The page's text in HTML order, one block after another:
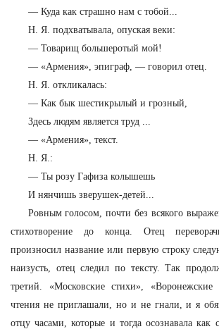
— Куда как страшно нам с тобой...
Н. Я. подхватывала, опуская веки:
— Товарищ большеротый мой!
— «Армения», эпиграф, — говорил отец.
Н. Я. откликалась:
— Как бык шестикрылый и грозный,
Здесь людям является труд ...
— «Армения», текст.
Н. Я.:
— Ты розу Гафиза колышешь
И нянчишь зверушек-детей...
Ровным голосом, почти без всякого
стихотворение до конца. Отец
произносил название или первую строку
наизусть, отец следил по тексту. Так
третий. «Московские стихи»,
чтения не приглашали, но и не гнали, и я
отцу часами, которые и тогда осознавала как